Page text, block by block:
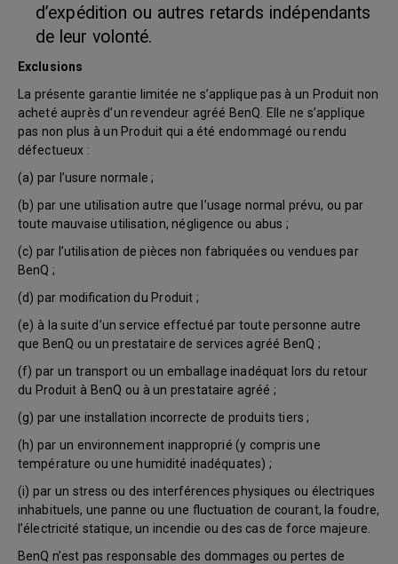
d’expédition ou autres retards indépendants
de leur volonté.
Exclusions
La présente garantie limitée ne s’applique pas à un Produit non
acheté auprès d’un revendeur agréé BenQ. Elle ne s’applique
pas non plus à un Produit qui a été endommagé ou rendu
défectueux :
(a) par l’usure normale ;
(b) par une utilisation autre que l’usage normal prévu, ou par
toute mauvaise utilisation, négligence ou abus ;
(c) par l’utilisation de pièces non fabriquées ou vendues par
BenQ ;
(d) par modification du Produit ;
(e) à la suite d’un service effectué par toute personne autre
que BenQ ou un prestataire de services agréé BenQ ;
(f) par un transport ou un emballage inadéquat lors du retour
du Produit à BenQ ou à un prestataire agréé ;
(g) par une installation incorrecte de produits tiers ;
(h) par un environnement inapproprié (y compris une
température ou une humidité inadéquates) ;
(i) par un stress ou des interférences physiques ou électriques
inhabituels, une panne ou une fluctuation de courant, la foudre,
l’électricité statique, un incendie ou des cas de force majeure.
BenQ n’est pas responsable des dommages ou pertes de